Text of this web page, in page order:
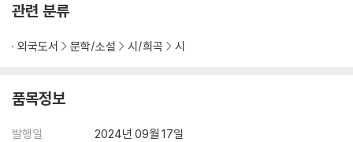
관련 분류
외국도서 문학/소설 시/희곡 시
품목정보
발행일
2024년 09월 17일